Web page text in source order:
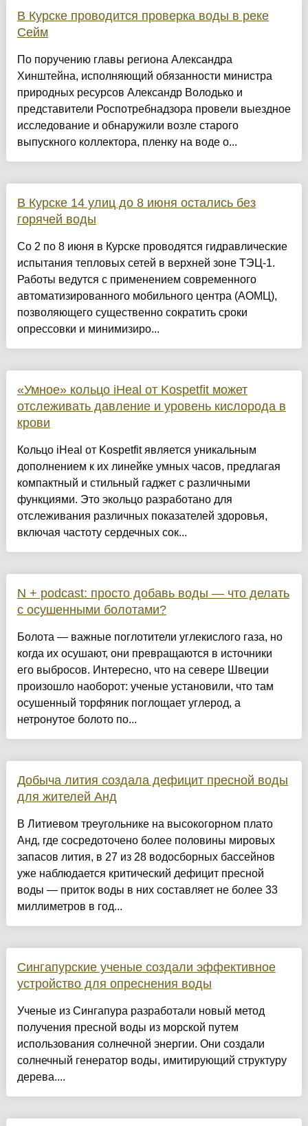
В Курске проводится проверка воды в реке
Сейм
По поручению главы региона Александра
Хинштейна, исполняющий обязанности министра
природных ресурсов Александр Володько и
представители Роспотребнадзора провели выездное
исследование и обнаружили возле старого
выпускного коллектора, пленку на воде о...
В Курске 14 улиц до 8 июня остались без
горячей воды
Со 2 по 8 июня в Курске проводятся гидравлические
испытания тепловых сетей в верхней зоне ТЭЦ-1.
Работы ведутся с применением современного
автоматизированного мобильного центра (АОМЦ),
позволяющего существенно сократить сроки
опрессовки и минимизиро...
«Умное» кольцо iHeal от Kospetfit может
отслеживать давление и уровень кислорода в
крови
Кольцо iHeal от Kospetfit является уникальным
дополнением к их линейке умных часов, предлагая
компактный и стильный гаджет с различными
функциями. Это экольцо разработано для
отслеживания различных показателей здоровья,
включая частоту сердечных сок...
N + podcast: просто добавь воды — что делать
с осушенными болотами?
Болота — важные поглотители углекислого газа, но
когда их осушают, они превращаются в источники
его выбросов. Интересно, что на севере Швеции
произошло наоборот: ученые установили, что там
осушенный торфяник поглощает углерод, а
нетронутое болото по...
Добыча лития создала дефицит пресной воды
для жителей Анд
В Литиевом треугольнике на высокогорном плато
Анд, где сосредоточено более половины мировых
запасов лития, в 27 из 28 водосборных бассейнов
уже наблюдается критический дефицит пресной
воды — приток воды в них составляет не более 33
миллиметров в год...
Сингапурские ученые создали эффективное
устройство для опреснения воды
Ученые из Сингапура разработали новый метод
получения пресной воды из морской путем
использования солнечной энергии. Они создали
солнечный генератор воды, имитирующий структуру
дерева....